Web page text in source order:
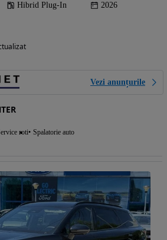
Hibrid Plug-In 2026
Vezi anunțurile
roti Spalatorie auto